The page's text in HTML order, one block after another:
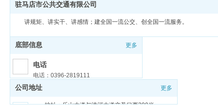
驻马店市公共交通有限公司
讲规矩、讲实干、讲感情；建全国一流公交、创全国一流服务。
底部信息 更多
电话
电话：0396-2819111
邮箱
邮箱：zmdgongjiao@sina.com
公司地址 更多